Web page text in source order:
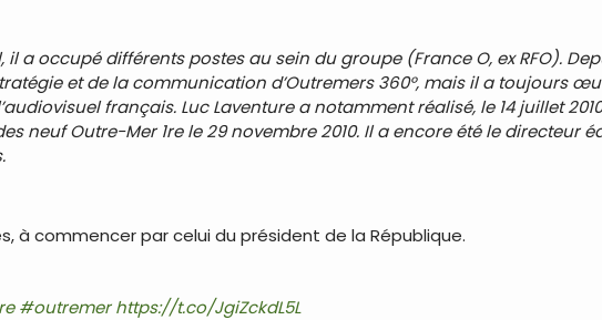
a occupé différents postes au sein du groupe (France O, ex RFO).
et de la communication d’Outremers 360°, mais il a toujours
français. Luc Laventure a notamment réalisé, le 14 juillet
neuf Outre-Mer 1re le 29 novembre 2010. Il a encore été le directeur
à commencer par celui du président de la République.
#outremer https://t.co/JgiZckdL5L